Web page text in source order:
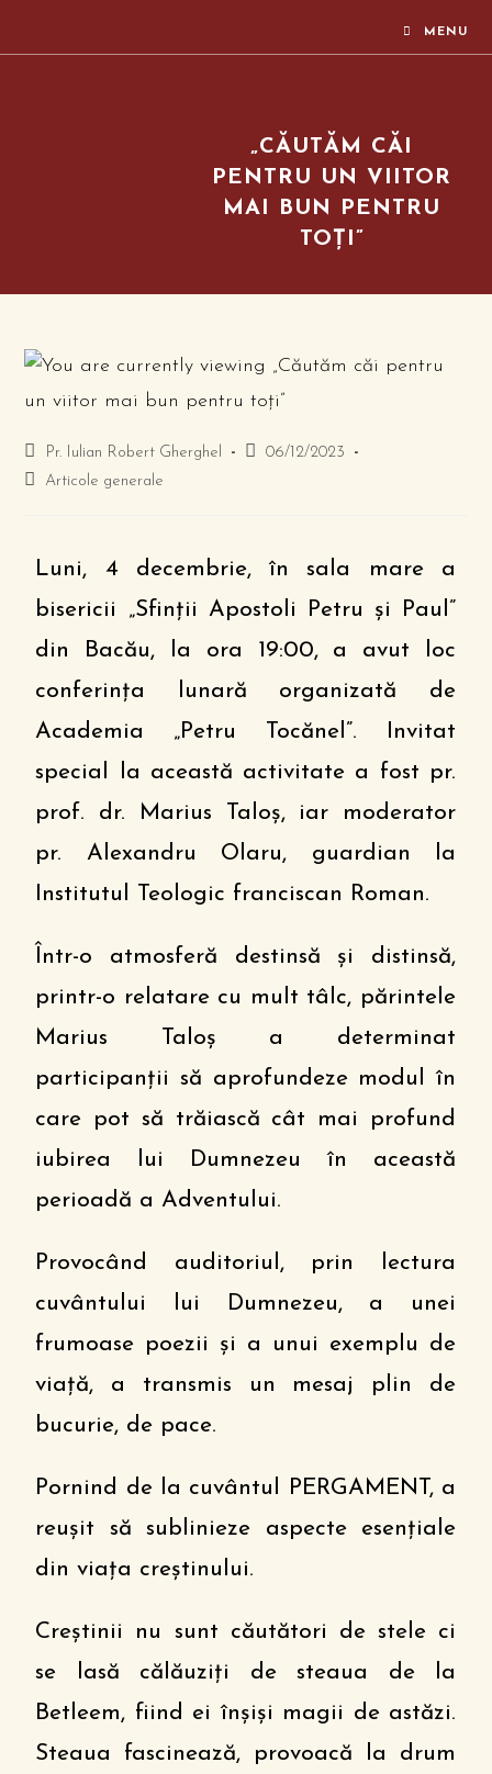
MENU
„CĂUTĂM CĂI
PENTRU UN VIITOR
MAI BUN PENTRU
TOȚI”
Pr. Iulian Robert Gherghel
06/12/2023
Articole generale
Luni, 4 decembrie, în sala mare a
bisericii „Sfinții Apostoli Petru și Paul”
din Bacău, la ora 19:00, a avut loc
conferința lunară organizată de
Academia „Petru Tocănel”. Invitat
special la această activitate a fost pr.
prof. dr. Marius Taloș, iar moderator
pr. Alexandru Olaru, guardian la
Institutul Teologic franciscan Roman.
Într-o atmosferă destinsă și distinsă,
printr-o relatare cu mult tâlc, părintele
Marius Taloș a determinat
participanții să aprofundeze modul în
care pot să trăiască cât mai profund
iubirea lui Dumnezeu în această
perioadă a Adventului.
Provocând auditoriul, prin lectura
cuvântului lui Dumnezeu, a unei
frumoase poezii și a unui exemplu de
viață, a transmis un mesaj plin de
bucurie, de pace.
Pornind de la cuvântul PERGAMENT, a
reușit să sublinieze aspecte esențiale
din viața creștinului.
Creștinii nu sunt căutători de stele ci
se lasă călăuziți de steaua de la
Betleem, fiind ei înșiși magii de astăzi.
Steaua fascinează, provoacă la drum